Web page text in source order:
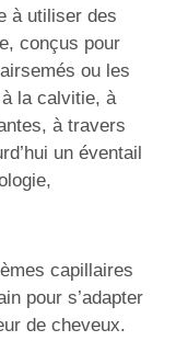
à utiliser des
conçus pour
ou les
la calvitie, à
à travers
un éventail
capillaires
pour s’adapter
de cheveux.